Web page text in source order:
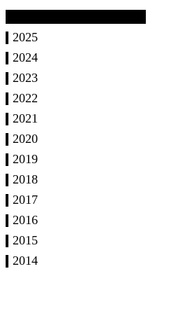
2025
2024
2023
2022
2021
2020
2019
2018
2017
2016
2015
2014